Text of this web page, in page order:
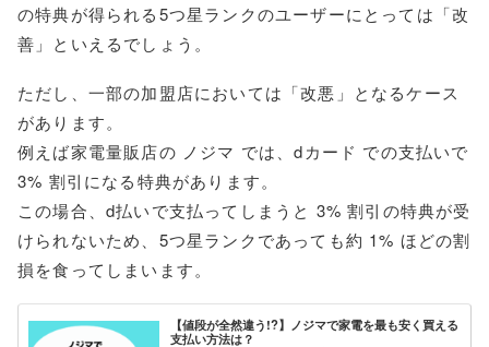
の特典が得られる5つ星ランクのユーザーにとっては「改
善」といえるでしょう。
ただし、一部の加盟店においては「改悪」となるケース
があります。
例えば家電量販店の ノジマ では、dカード での支払いで
3% 割引になる特典があります。
この場合、d払いで支払ってしまうと 3% 割引の特典が受
けられないため、5つ星ランクであっても約 1% ほどの割
損を食ってしまいます。
【値段が全然違う!?】ノジマで家電を最も安く買える
支払い方法は？